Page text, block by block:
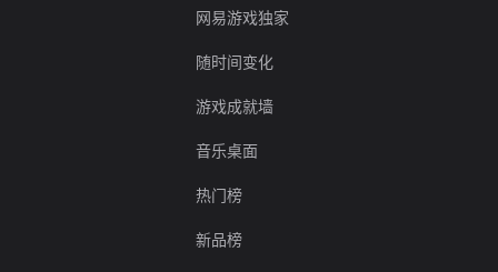
网易游戏独家
随时间变化
游戏成就墙
音乐桌面
热门榜
新品榜